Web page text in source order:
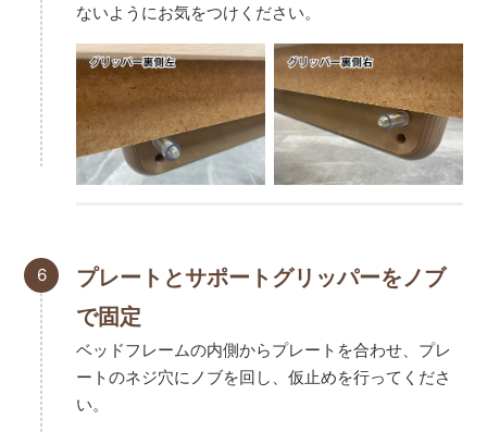
ないようにお気をつけください。
6
プレートとサポートグリッパーをノブ
で固定
ベッドフレームの内側からプレートを合わせ、プレ
ートのネジ穴にノブを回し、仮止めを行ってくださ
い。